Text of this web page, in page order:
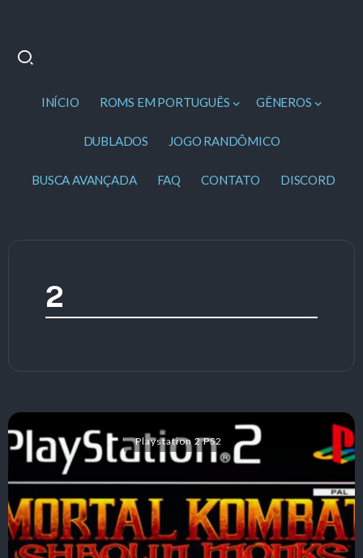
INÍCIO ROMS EM PORTUGUÊS GÊNEROS
DUBLADOS JOGO RANDÔMICO
BUSCA AVANÇADA FAQ CONTATO DISCORD
2
Playstation 2 PS2